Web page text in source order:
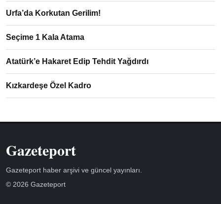
Urfa’da Korkutan Gerilim!
Seçime 1 Kala Atama
Atatürk’e Hakaret Edip Tehdit Yağdırdı
Kızkardeşe Özel Kadro
Gazeteport
Gazeteport haber arşivi ve güncel yayınları.
© 2026 Gazeteport